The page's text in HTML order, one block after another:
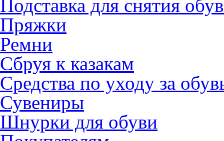
Подставка для снятия
Пряжки
Ремни
Сбруя к казакам
Средства по уходу за
Сувениры
Шнурки для обуви